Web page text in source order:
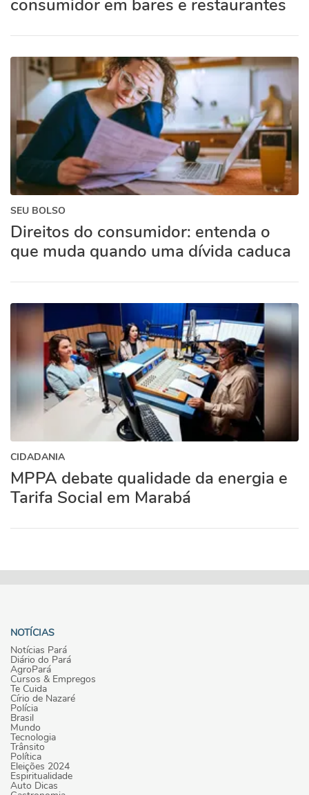
consumidor em bares e restaurantes
SEU BOLSO
Direitos do consumidor: entenda o
que muda quando uma dívida caduca
CIDADANIA
MPPA debate qualidade da energia e
Tarifa Social em Marabá
NOTÍCIAS
Notícias Pará
Diário do Pará
AgroPará
Cursos & Empregos
Te Cuida
Círio de Nazaré
Polícia
Brasil
Mundo
Tecnologia
Trânsito
Política
Eleições 2024
Espiritualidade
Auto Dicas